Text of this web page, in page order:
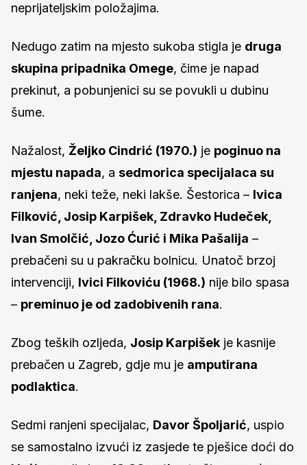
neprijateljskim položajima.
Nedugo zatim na mjesto sukoba stigla je druga
skupina pripadnika Omege, čime je napad
prekinut, a pobunjenici su se povukli u dubinu
šume.
Nažalost, Željko Cindrić (1970.) je poginuo na
mjestu napada, a sedmorica specijalaca su
ranjena, neki teže, neki lakše. Šestorica – Ivica
Filković, Josip Karpišek, Zdravko Hudeček,
Ivan Smolčić, Jozo Ćurić i Mika Pašalija –
prebačeni su u pakračku bolnicu. Unatoč brzoj
intervenciji, Ivici Filkoviću (1968.) nije bilo spasa
– preminuo je od zadobivenih rana.
Zbog teških ozljeda, Josip Karpišek je kasnije
prebačen u Zagreb, gdje mu je amputirana
podlaktica.
Sedmi ranjeni specijalac, Davor Špoljarić, uspio
se samostalno izvući iz zasjede te pješice doći do